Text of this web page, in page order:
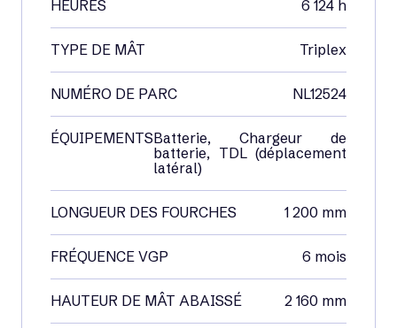
HEURES 6 124 h
TYPE DE MÂT Triplex
NUMÉRO DE PARC NL12524
ÉQUIPEMENTSBatterie, Chargeur de
batterie, TDL (déplacement
latéral)
LONGUEUR DES FOURCHES 1 200 mm
FRÉQUENCE VGP 6 mois
HAUTEUR DE MÂT ABAISSÉ 2 160 mm